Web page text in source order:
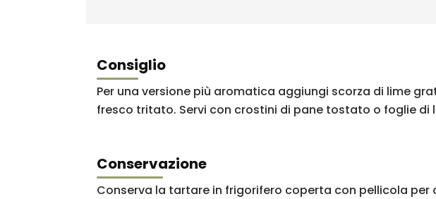
Consiglio
Per una versione più aromatica aggiungi scorza di lime
fresco tritato. Servi con crostini di pane tostato o foglie di
Conservazione
Conserva la tartare in frigorifero coperta con pellicola